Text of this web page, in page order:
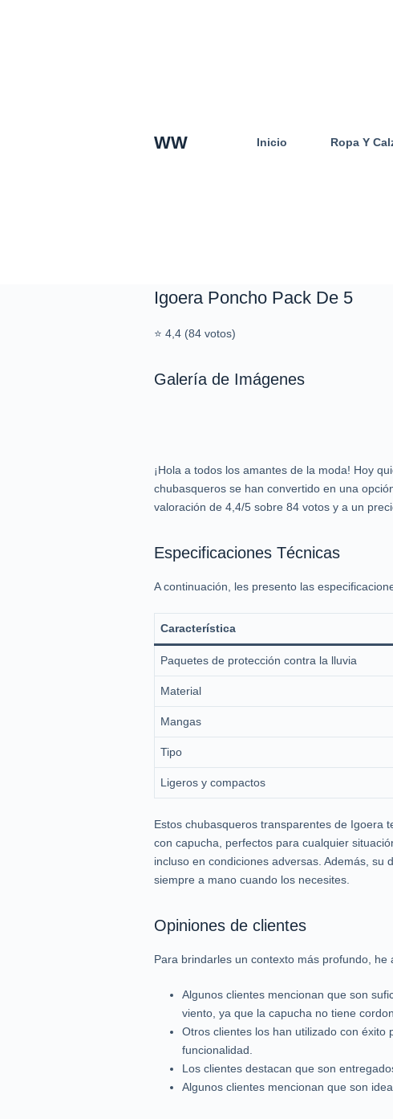
WW Inicio Ropa Y
Igoera Poncho Pack De 5
⭐ 4,4 (84 votos)
Galería de Imágenes
¡Hola a todos los amantes de la moda! Hoy
chubasqueros se han convertido en una
valoración de 4,4/5 sobre 84 votos y a un
Especificaciones Técnicas
A continuación, les presento las
Característica
Paquetes de protección contra la lluvia
Material
Mangas
Tipo
Ligeros y compactos
Estos chubasqueros transparentes de Igoera
con capucha, perfectos para cualquier
incluso en condiciones adversas. Además,
siempre a mano cuando los necesites.
Opiniones de clientes
Para brindarles un contexto más profundo,
Algunos clientes mencionan que son
viento, ya que la capucha no tiene
Otros clientes los han utilizado con
funcionalidad.
Los clientes destacan que son
Algunos clientes mencionan que son